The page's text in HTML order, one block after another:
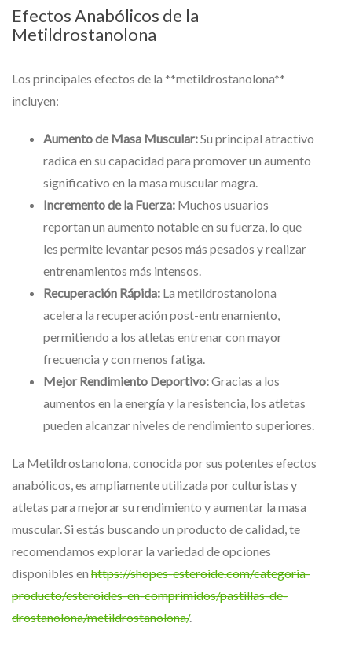
Efectos Anabólicos de la
Metildrostanolona
Los principales efectos de la **metildrostanolona**
incluyen:
Aumento de Masa Muscular:Su principal atractivo
radica en su capacidad para promover un aumento
significativo en la masa muscular magra.
Incremento de la Fuerza: Muchos usuarios
reportan un aumento notable en su fuerza, lo que
les permite levantar pesos más pesados y realizar
entrenamientos más intensos.
Recuperación Rápida: La metildrostanolona
acelera la recuperación post-entrenamiento,
permitiendo a los atletas entrenar con mayor
frecuencia y con menos fatiga.
Mejor Rendimiento Deportivo:Gracias a los
aumentos en la energía y la resistencia, los atletas
pueden alcanzar niveles de rendimiento superiores.
La Metildrostanolona, conocida por sus potentes efectos
anabólicos, es ampliamente utilizada por culturistas y
atletas para mejorar su rendimiento y aumentar la masa
muscular. Si estás buscando un producto de calidad, te
recomendamos explorar la variedad de opciones
disponibles en https://shopes-esteroide.com/categoria-
producto/esteroides-en-comprimidos/pastillas-de-
drostanolona/metildrostanolona/.